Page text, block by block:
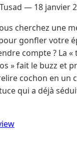
— 18 janvier
cherchez une
gonfler votre
compte ? La
» fait le buzz et
cochon en un
qui a déjà